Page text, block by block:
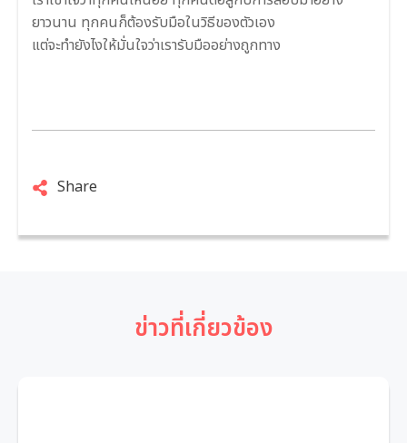
ยาวนาน ทุกคนก็ต้องรับมือในวิธีของตัวเอง
แต่จะทำยังไงให้มั่นใจว่าเรารับมืออย่างถูกทาง
Share
ข่าวที่เกี่ยวข้อง